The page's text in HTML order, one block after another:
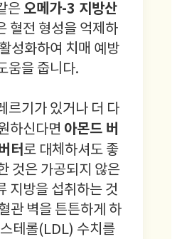
은 오메가-3 지방산
혈전 형성을 억제하
성화하여 치매 예방
움을 줍니다.
르기가 있거나 더 다
하신다면 아몬드 버
터 로 대체하셔도 좋
것은 가공되지 않은
지방을 섭취하는 것
관 벽을 튼튼하게 하
테롤(LDL) 수치를